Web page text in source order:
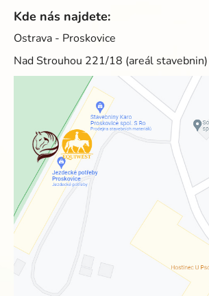
Kde nás najdete:
Ostrava - Proskovice
Nad Strouhou 221/18 (areál stavebnin)